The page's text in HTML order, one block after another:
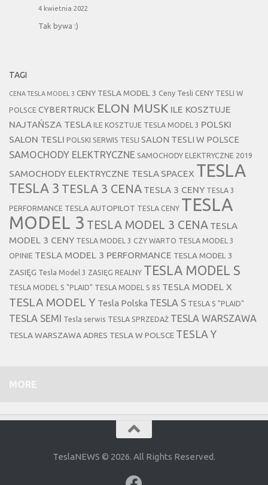
4 kwietnia 2022
Tak bywa :)
TAGI
CENA TESLA MODEL 3 CENY TESLA MODEL 3 Ceny Tesli CENY TESLI W
POLSCE CYBERTRUCK ELON MUSK ILE KOSZTUJE
NAJTAŃSZA TESLA
ILE KOSZTUJE TESLA MODEL 3 POLSKI
SALON TESLI POLSKI SERWIS TESLI SALON TESLI W POLSCE
SAMOCHODY ELEKTRYCZNE SAMOCHODY ELEKTRYCZNE 2019
SAMOCHODY ELEKTRYCZNE TESLA SPACEX TESLA
TESLA 3 TESLA 3 CENA TESLA 3 CENY TESLA 3
PERFORMANCE TESLA AUTOPILOT TESLA CENY TESLA
MODEL 3 TESLA MODEL 3 CENA TESLA
MODEL 3 CENY TESLA MODEL 3 CZY WARTO TESLA MODEL 3
OPINIE TESLA MODEL 3 PERFORMANCE TESLA MODEL 3
ZASIĘG Tesla Model 3 ZASIĘG REALNY TESLA MODEL S
TESLA MODEL S "PLAID" TESLA MODEL S 85 TESLA MODEL X
TESLA MODEL Y Tesla Polska TESLA S TESLA S "PLAID"
TESLA SEMI Tesla serwis TESLA SPRZEDAŻ TESLA WARSZAWA
TESLA WARSZAWA ADRES TESLA W POLSCE TESLA Y
MORE
TeslaNEWS © 2026. All Rights Reserved.